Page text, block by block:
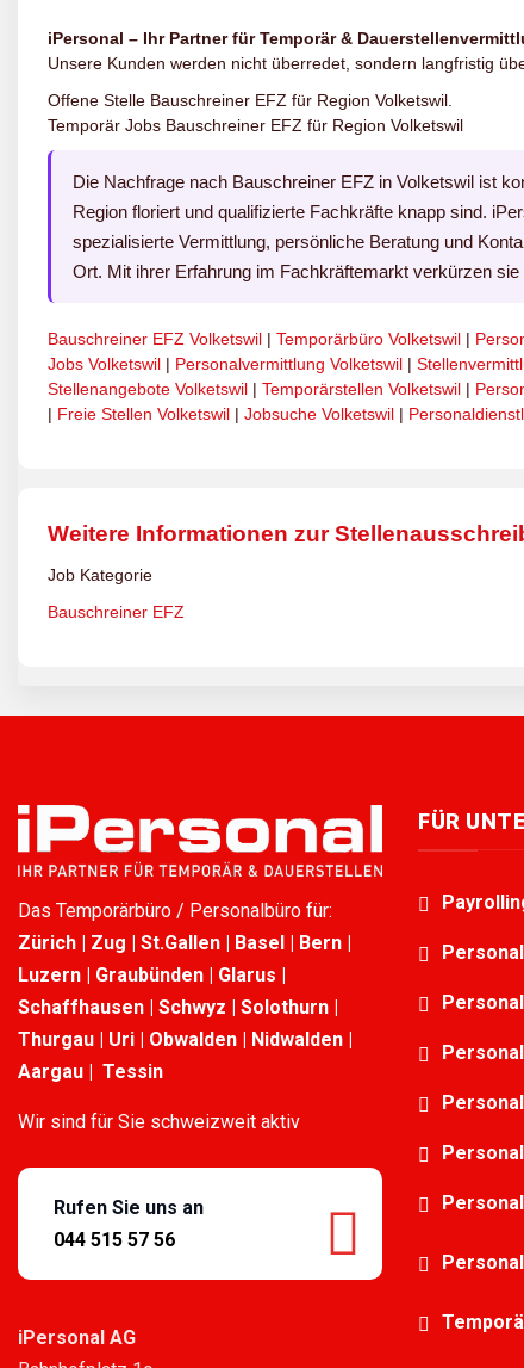
iPersonal – Ihr Partner für Temporär &
Unsere Kunden werden nicht überredet, sondern langfristig
Offene Stelle Bauschreiner EFZ für Region Volketswil.
Temporär Jobs Bauschreiner EFZ für Region Volketswil
Die Nachfrage nach Bauschreiner EFZ in Volketswil ist
Region floriert und qualifizierte Fachkräfte knapp sind.
spezialisierte Vermittlung, persönliche Beratung und
Ort. Mit ihrer Erfahrung im Fachkräftemarkt verkürzen
Bauschreiner EFZ Volketswil | Temporärbüro Volketswil |
Jobs Volketswil | Personalvermittlung Volketswil |
Stellenangebote Volketswil | Temporärstellen Volketswil |
| Freie Stellen Volketswil | Jobsuche Volketswil |
Weitere Informationen zur
Job Kategorie
Bauschreiner EFZ
Das Temporärbüro / Personalbüro für:
Zürich | Zug | St.Gallen | Basel | Bern |
Luzern | Graubünden | Glarus |
Schaffhausen | Schwyz | Solothurn |
Thurgau | Uri | Obwalden | Nidwalden |
Aargau | Tessin
Wir sind für Sie schweizweit aktiv
Rufen Sie uns an
044 515 57 56
iPersonal AG
FÜR